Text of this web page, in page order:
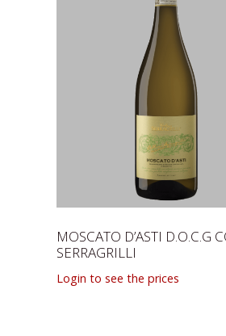
MOSCATO D’ASTI D.O.C.G
SERRAGRILLI
Login to see the prices